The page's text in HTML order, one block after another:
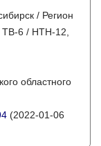
/ Регион
6 / НТН-12,
областного
(2022-01-06